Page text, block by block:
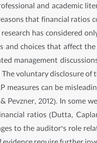
and academic
that financial ratios
has considered
and choices that affect
management
voluntary disclosure of
measures can be
Pevzner, 2012). In some
ratios (Dutta,
to the auditor’s role